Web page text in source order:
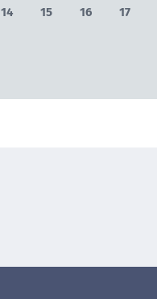
14 15 16 17